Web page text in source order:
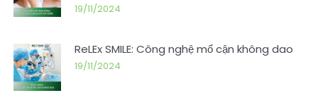
19/11/2024
ReLEx SMILE: Công nghệ mổ cận không dao
19/11/2024